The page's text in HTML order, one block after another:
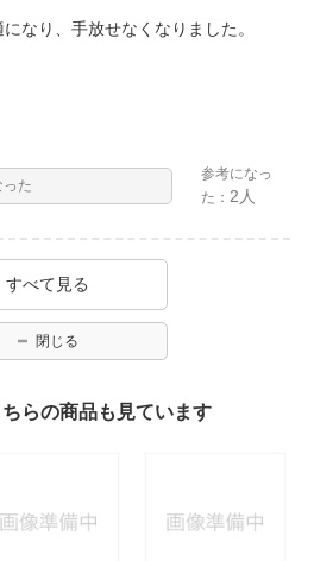
なり、手放せなくなりました。
た
参考になっ
た：2人
すべて見る
閉じる
らの商品も見ています